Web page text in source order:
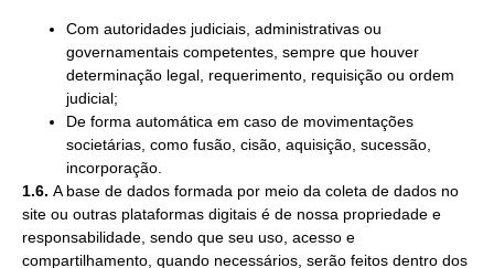
Com autoridades judiciais, administrativas ou
governamentais competentes, sempre que houver
determinação legal, requerimento, requisição ou ordem
judicial;
De forma automática em caso de movimentações
societárias, como fusão, cisão, aquisição, sucessão,
incorporação.
1.6. A base de dados formada por meio da coleta de dados no
site ou outras plataformas digitais é de nossa propriedade e
responsabilidade, sendo que seu uso, acesso e
compartilhamento, quando necessários, serão feitos dentro dos